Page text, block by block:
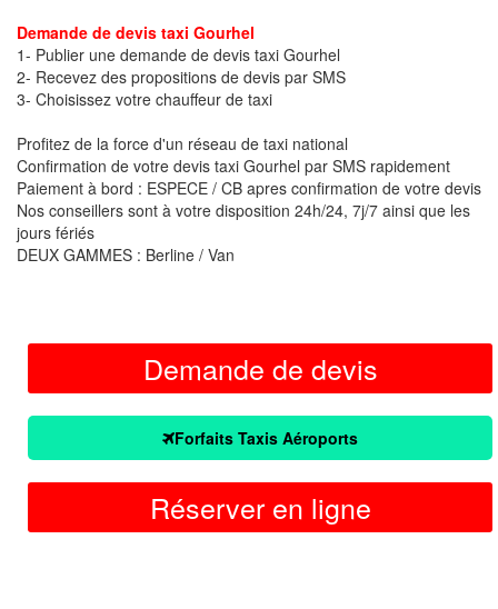
Demande de devis taxi Gourhel
1- Publier une demande de devis taxi Gourhel
2- Recevez des propositions de devis par SMS
3- Choisissez votre chauffeur de taxi
Profitez de la force d'un réseau de taxi national
Confirmation de votre devis taxi Gourhel par SMS rapidement
Paiement à bord : ESPECE / CB apres confirmation de votre devis
Nos conseillers sont à votre disposition 24h/24, 7j/7 ainsi que les
jours fériés
DEUX GAMMES : Berline / Van
Demande de devis
Forfaits Taxis Aéroports
Réserver en ligne